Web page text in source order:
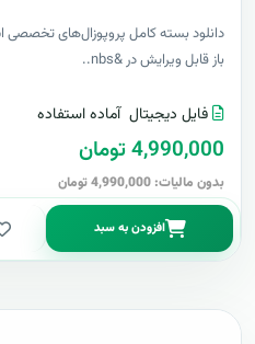
دانلود بسته کامل پروپوزال‌های تخصصی
باز قابل ویرایش در &nbs..
فایل دیجیتال آماده استفاده
4,990,000 تومان
بدون مالیات: 4,990,000 تومان
افزودن به سبد